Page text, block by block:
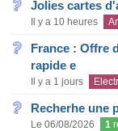
Jolies cartes
Il y a 10 heures
France : Offre
rapide e
Il y a 1 jours
Recherhe une
Le 06/08/2026 1